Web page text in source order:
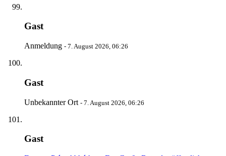
Gast
Anmeldung - 7. August 2026, 06:26
Gast
Unbekannter Ort - 7. August 2026, 06:26
Gast